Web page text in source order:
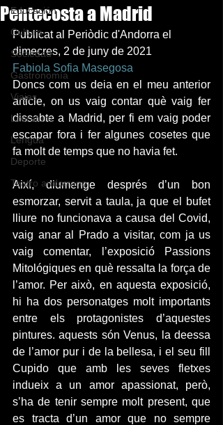
Educación
Cultura
Sociedad
Gastronomía
Viajes
Literatura
Lengua
Deporte
Teatro andorrano
Pentecosta a Madrid
Publicat al Periòdic d'Andorra el
dimecres, 2 de juny de 2021
Fabiola Sofia Masegosa
Doncs com us deia en el meu anterior
article, on us vaig contar què vaig fer
dissabte a Madrid, per fi em vaig poder
escapar fora i fer algunes cosetes que
fa molt de temps que no havia fet.
Així, diumenge després d’un bon
esmorzar, servit a taula, ja que el bufet
lliure no funcionava a causa del Covid,
vaig anar al Prado a visitar, com ja us
vaig comentar, l’exposició Passions
Mitológiques en què ressalta la força de
l’amor. Per això, en aquesta exposició,
hi ha dos personatges molt importants
entre els protagonistes d’aquestes
pintures. aquests són Venus, la deessa
de l’amor pur i de la bellesa, i el seu fill
Cupido que amb les seves fletxes
indueix a un amor apassionat, però,
s’ha de tenir sempre molt present, que
es tracta d’un amor que no sempre